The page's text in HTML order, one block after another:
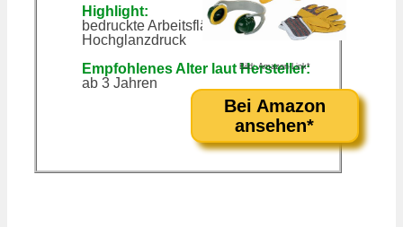
Highlight:
bedruckte Arbeitsflächen in
Hochglanzdruck
Empfohlenes Alter laut Hersteller:
ab 3 Jahren
Bild: Amazon-Link*
Bei Amazon
ansehen*